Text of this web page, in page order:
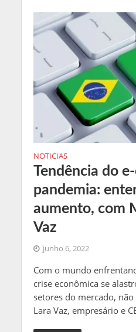
NOTICIAS
Tendência do
pandemia:
aumento, com
Vaz
junho 6, 2022
Com o mundo
crise econômica se
setores do mercado,
Lara Vaz, empresário e